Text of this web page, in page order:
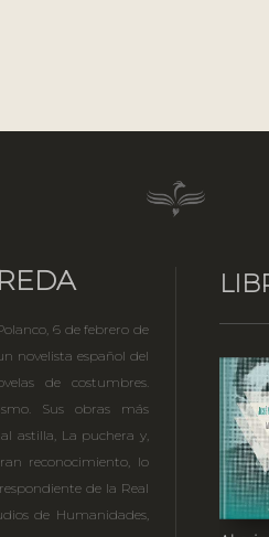
6 de febrero de
novelista español del
de costumbres.
Sus obras más
astilla, La puchera y,
reconocimiento, lo
de la Real
de Humanidades,